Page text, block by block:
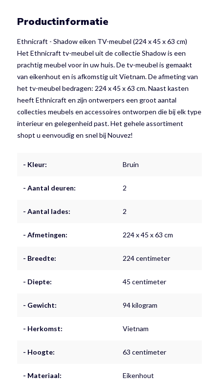
Productinformatie
Ethnicraft - Shadow eiken TV-meubel (224 x 45 x 63 cm)
Het Ethnicraft tv-meubel uit de collectie Shadow is een
prachtig meubel voor in uw huis. De tv-meubel is gemaakt
van eikenhout en is afkomstig uit Vietnam. De afmeting van
het tv-meubel bedragen: 224 x 45 x 63 cm. Naast kasten
heeft Ethnicraft en zijn ontwerpers een groot aantal
collecties meubels en accessoires ontworpen die bij elk type
interieur en gelegenheid past. Het gehele assortiment
shopt u eenvoudig en snel bij Nouvez!
- Kleur: Bruin
- Aantal deuren: 2
- Aantal lades: 2
- Afmetingen: 224 x 45 x 63 cm
- Breedte: 224 centimeter
- Diepte: 45 centimeter
- Gewicht: 94 kilogram
- Herkomst: Vietnam
- Hoogte: 63 centimeter
- Materiaal: Eikenhout